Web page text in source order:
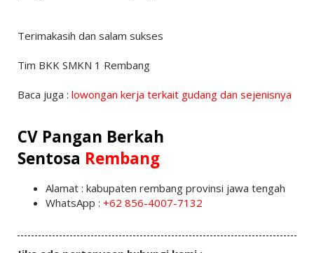
Terimakasih dan salam sukses
Tim BKK SMKN 1 Rembang
Baca juga : lowongan kerja terkait gudang dan sejenisnya
CV Pangan Berkah
Sentosa Rembang
Alamat : kabupaten rembang provinsi jawa tengah
WhatsApp : +62 856-4007-7132